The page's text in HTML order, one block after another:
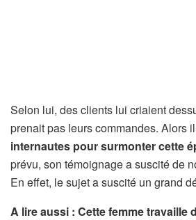
Selon lui, des clients lui criaient
prenait pas leurs commandes. Alors
internautes pour surmonter cette
prévu, son témoignage a suscité de
En effet, le sujet a suscité un grand
A lire aussi : Cette femme travaille